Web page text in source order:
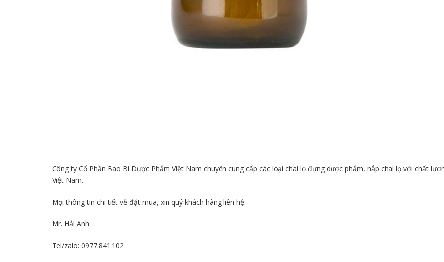
Công ty Cổ Phần Bao Bì Dược Phẩm Việt Nam chuyên cung cấp các loại chai lọ đựng dược phẩm, nắp chai lọ với chất
Việt Nam.
Mọi thông tin chi tiết về đặt mua, xin quý khách hàng liên hệ:
Mr. Hải Anh
Tel/zalo: 0977.841.102